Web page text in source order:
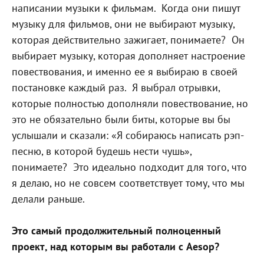
написании музыки к фильмам. Когда они пишут
музыку для фильмов, они не выбирают музыку,
которая действительно зажигает, понимаете? Он
выбирает музыку, которая дополняет настроение
повествования, и именно ее я выбираю в своей
постановке каждый раз. Я выбрал отрывки,
которые полностью дополняли повествование, но
это не обязательно были биты, которые вы бы
услышали и сказали: «Я собираюсь написать рэп-
песню, в которой будешь нести чушь»,
понимаете? Это идеально подходит для того, что
я делаю, но не совсем соответствует тому, что мы
делали раньше.
Это самый продолжительный полноценный
проект, над которым вы работали с Aesop?